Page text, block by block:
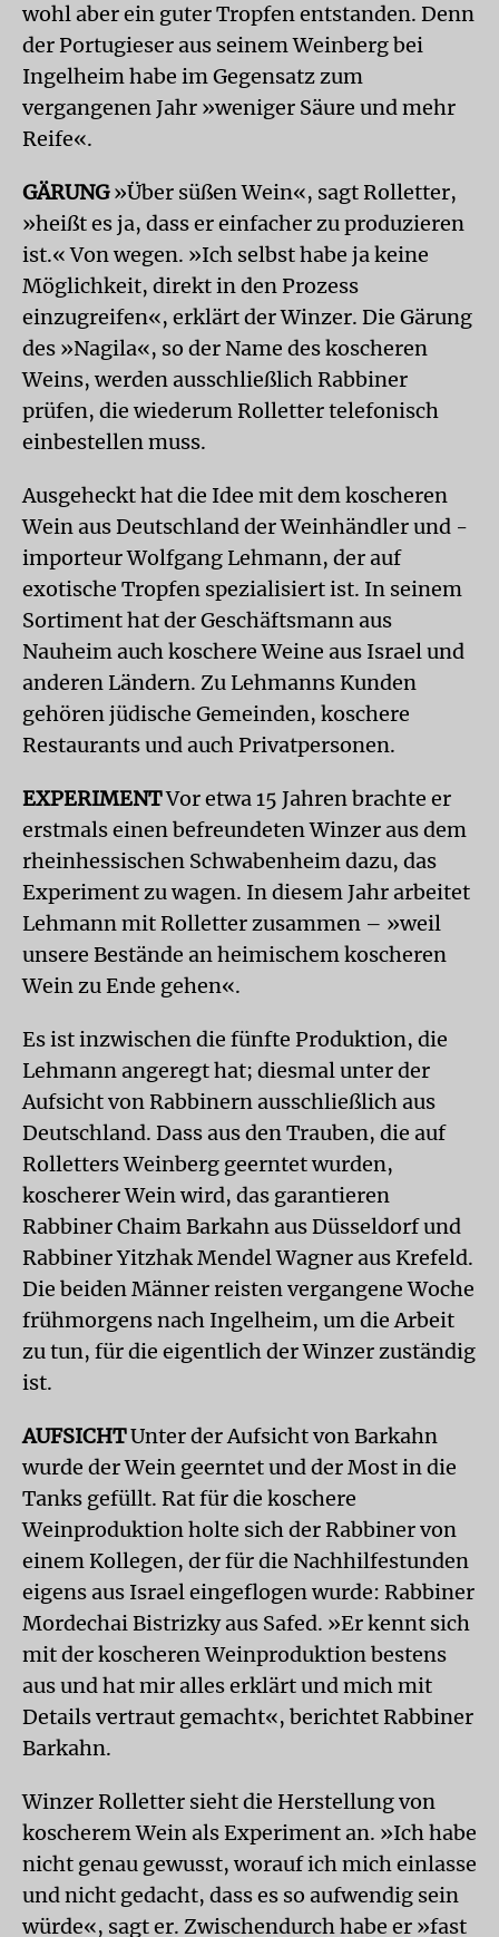
wohl aber ein guter Tropfen entstanden. Denn
der Portugieser aus seinem Weinberg bei
Ingelheim habe im Gegensatz zum
vergangenen Jahr »weniger Säure und mehr
Reife«.
GÄRUNG»Über süßen Wein«, sagt Rolletter,
»heißt es ja, dass er einfacher zu produzieren
ist.« Von wegen. »Ich selbst habe ja keine
Möglichkeit, direkt in den Prozess
einzugreifen«, erklärt der Winzer. Die Gärung
des »Nagila«, so der Name des koscheren
Weins, werden ausschließlich Rabbiner
prüfen, die wiederum Rolletter telefonisch
einbestellen muss.
Ausgeheckt hat die Idee mit dem koscheren
Wein aus Deutschland der Weinhändler und -
importeur Wolfgang Lehmann, der auf
exotische Tropfen spezialisiert ist. In seinem
Sortiment hat der Geschäftsmann aus
Nauheim auch koschere Weine aus Israel und
anderen Ländern. Zu Lehmanns Kunden
gehören jüdische Gemeinden, koschere
Restaurants und auch Privatpersonen.
EXPERIMENTVor etwa 15 Jahren brachte er
erstmals einen befreundeten Winzer aus dem
rheinhessischen Schwabenheim dazu, das
Experiment zu wagen. In diesem Jahr arbeitet
Lehmann mit Rolletter zusammen – »weil
unsere Bestände an heimischem koscheren
Wein zu Ende gehen«.
Es ist inzwischen die fünfte Produktion, die
Lehmann angeregt hat; diesmal unter der
Aufsicht von Rabbinern ausschließlich aus
Deutschland. Dass aus den Trauben, die auf
Rolletters Weinberg geerntet wurden,
koscherer Wein wird, das garantieren
Rabbiner Chaim Barkahn aus Düsseldorf und
Rabbiner Yitzhak Mendel Wagner aus Krefeld.
Die beiden Männer reisten vergangene Woche
frühmorgens nach Ingelheim, um die Arbeit
zu tun, für die eigentlich der Winzer zuständig
ist.
AUFSICHTUnter der Aufsicht von Barkahn
wurde der Wein geerntet und der Most in die
Tanks gefüllt. Rat für die koschere
Weinproduktion holte sich der Rabbiner von
einem Kollegen, der für die Nachhilfestunden
eigens aus Israel eingeflogen wurde: Rabbiner
Mordechai Bistrizky aus Safed. »Er kennt sich
mit der koscheren Weinproduktion bestens
aus und hat mir alles erklärt und mich mit
Details vertraut gemacht«, berichtet Rabbiner
Barkahn.
Winzer Rolletter sieht die Herstellung von
koscherem Wein als Experiment an. »Ich habe
nicht genau gewusst, worauf ich mich einlasse
und nicht gedacht, dass es so aufwendig sein
würde«, sagt er. Zwischendurch habe er »fast